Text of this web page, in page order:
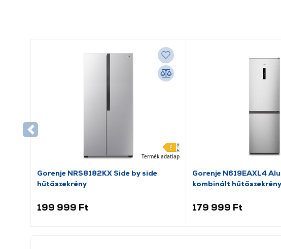
Termék adatlap
Gorenje NRS8182KX Side by side
hűtőszekrény
199 999 Ft
Gorenje N619EAXL4
kombinált hűtőszekrény
179 999 Ft